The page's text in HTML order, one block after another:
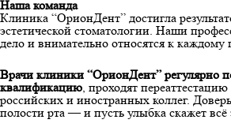
Наша команда
Клиника “ОрионДент” достигла
эстетической стоматологии. Наши
дело и внимательно относятся к каждому
Врачи клиники “ОрионДент” регулярно
квалификацию, проходят
российских и иностранных коллег.
полости рта — и пусть улыбка скажет всё